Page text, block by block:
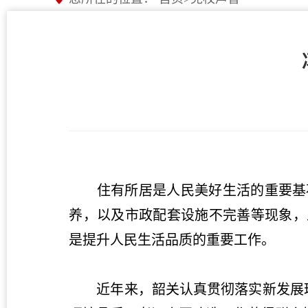
住有所居是人民美好生活的重要基
养，以及市政配套设施不完善等现象
是提升人民生活品质的重要工作。
近年来，韶关认真贯彻落实新发展